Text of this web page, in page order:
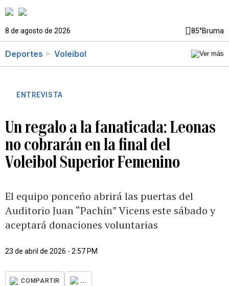
8 de agosto de 2026 85°Bruma
Deportes Voleibol
ENTREVISTA
Un regalo a la fanaticada: Leonas
no cobrarán en la final del
Voleibol Superior Femenino
El equipo ponceño abrirá las puertas del
Auditorio Juan “Pachín” Vicens este sábado y
aceptará donaciones voluntarias
23 de abril de 2026 - 2:57 PM
COMPARTIR ...